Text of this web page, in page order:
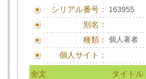
シリアル番号： 163955
別名：
種類： 個人著者
個人サイト：
全文 タイトル